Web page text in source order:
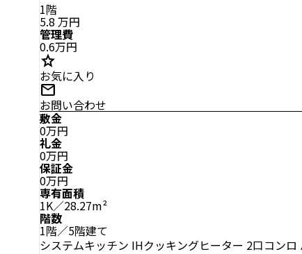
1階
5.8 万円
管理費
0.6万円
star
お気に入り
mail
お問い合わせ
敷金
0万円
礼金
0万円
保証金
0万円
専有面積
1K／28.27m²
階数
1階／5階建て
システムキッチン IHクッキングヒーター 2口コンロ